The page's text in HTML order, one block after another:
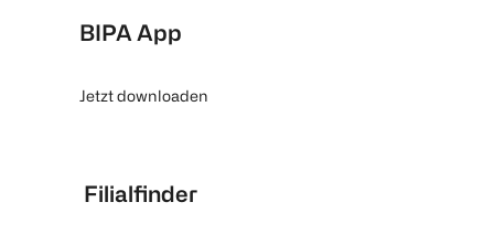
BIPA App
Jetzt downloaden
Filialfinder